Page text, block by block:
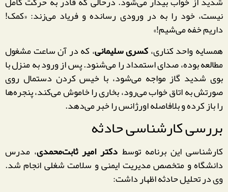
نیست، خود را به در ورودی رسانده و فریاد می‌زند: «کمک!
داریم خفه می‌شیم!»
همسایه واحد کناری،کسری سلیمانی، که در آن ساعت مشغول
مطالعه بوده، صدای استمداد را می‌شنود. پس از ورود به منزل با
بوی شدید گاز مواجه می‌شود، با خیس کردن دستمال روی
صورتش به اتاق خواب می‌رود، بخاری را خاموش می‌کند، پنجره‌ها
را باز کرده و بلافاصله اورژانس را خبر می‌دهد.
بررسی کارشناسی حادثه
کارشناسی این برنامه توسط دکتر امیر ثابت‌محمدی، مدرس
دانشگاه و متخصص مدیریت ایمنی و سلامت شغلی انجام شد.
وی در تحلیل حادثه اظهار داشت: